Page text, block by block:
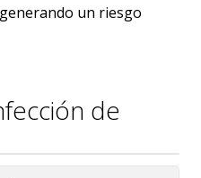
un riesgo
de